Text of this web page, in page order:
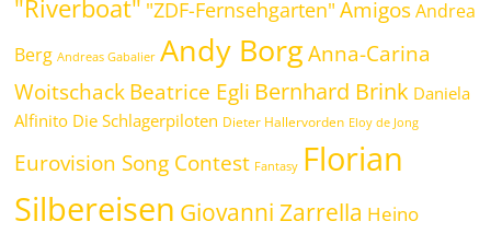
"Riverboat" "ZDF-Fernsehgarten" Amigos Andrea
Berg Andreas Gabalier Andy Borg Anna-Carina
WoitschackBeatrice Egli Bernhard Brink Daniela
Alfinito Die Schlagerpiloten Dieter Hallervorden Eloy de Jong
Eurovision Song Contest Fantasy Florian
Silbereisen Giovanni Zarrella Heino